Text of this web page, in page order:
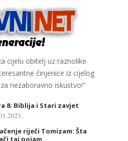
cijelu obitelj uz raznolike
činjenice iz cijelog
nezaboravno iskustvo!"
8: Biblija i Stari zavjet
riječi Tomizam: Šta
taj pojam